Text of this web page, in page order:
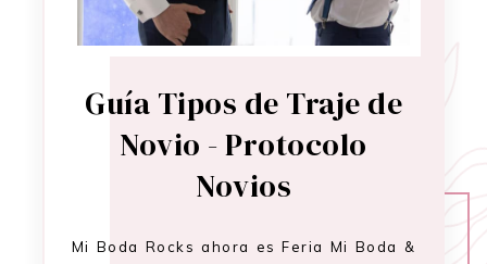
Guía Tipos de Traje de
Novio - Protocolo
Novios
Mi Boda Rocks ahora es Feria Mi Boda &